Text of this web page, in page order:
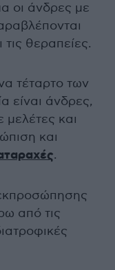
οι άνδρες με
θεραπείες.
τέταρτο των
είναι άνδρες,
και
και
.
από τις